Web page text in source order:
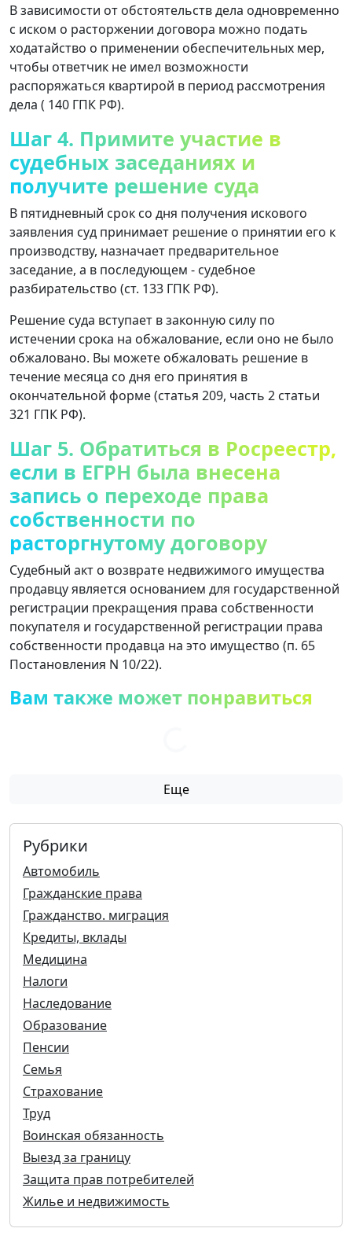
В зависимости от обстоятельств дела одновременно
с иском о расторжении договора можно подать
ходатайство о применении обеспечительных мер,
чтобы ответчик не имел возможности
распоряжаться квартирой в период рассмотрения
дела ( 140 ГПК РФ).
Шаг 4. Примите участие в
судебных заседаниях и
получите решение суда
В пятидневный срок со дня получения искового
заявления суд принимает решение о принятии его к
производству, назначает предварительное
заседание, а в последующем - судебное
разбирательство (ст. 133 ГПК РФ).
Решение суда вступает в законную силу по
истечении срока на обжалование, если оно не было
обжаловано. Вы можете обжаловать решение в
течение месяца со дня его принятия в
окончательной форме (статья 209, часть 2 статьи
321 ГПК РФ).
Шаг 5. Обратиться в Росреестр,
если в ЕГРН была внесена
запись о переходе права
собственности по
расторгнутому договору
Судебный акт о возврате недвижимого имущества
продавцу является основанием для государственной
регистрации прекращения права собственности
покупателя и государственной регистрации права
собственности продавца на это имущество (п. 65
Постановления N 10/22).
Вам также может понравиться
Еще
Рубрики
Автомобиль
Гражданские права
Гражданство. миграция
Кредиты, вклады
Медицина
Налоги
Наследование
Образование
Пенсии
Семья
Страхование
Труд
Воинская обязанность
Выезд за границу
Защита прав потребителей
Жилье и недвижимость